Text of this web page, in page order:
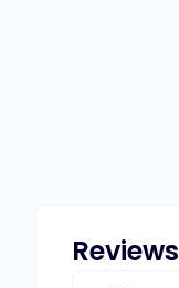
Reviews